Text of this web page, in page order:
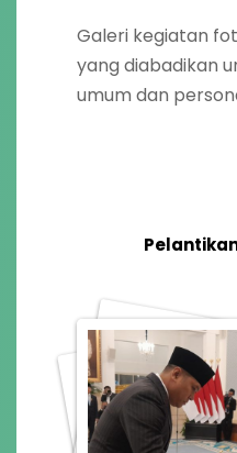
Galeri kegiatan
yang diabadikan
umum dan